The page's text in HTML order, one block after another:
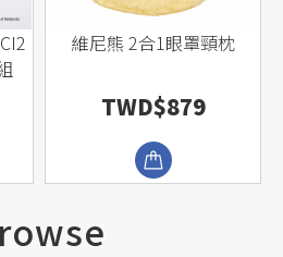
維尼熊 2合1眼罩頸枕
TWD$879
rowse